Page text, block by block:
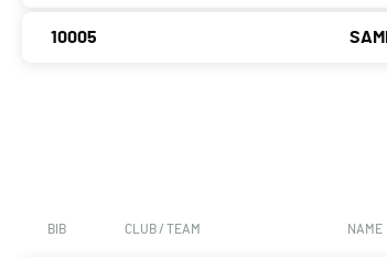
10005
BIB CLUB / TEAM NAME